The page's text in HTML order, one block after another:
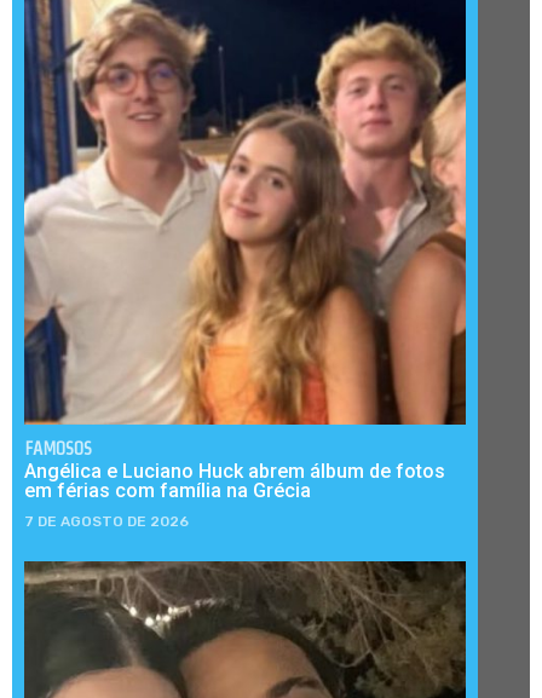
FAMOSOS
Angélica e Luciano Huck abrem álbum de fotos
em férias com família na Grécia
7 DE AGOSTO DE 2026